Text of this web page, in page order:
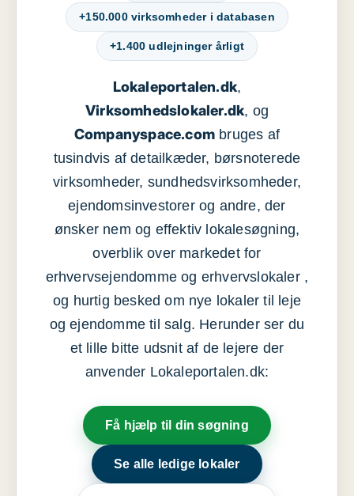
+150.000 virksomheder i databasen
+1.400 udlejninger årligt
Lokaleportalen.dk,
Virksomhedslokaler.dk, og
Companyspace.com bruges af
tusindvis af detailkæder, børsnoterede
virksomheder, sundhedsvirksomheder,
ejendomsinvestorer og andre, der
ønsker nem og effektiv lokalesøgning,
overblik over markedet for
erhvervsejendomme og erhvervslokaler ,
og hurtig besked om nye lokaler til leje
og ejendomme til salg. Herunder ser du
et lille bitte udsnit af de lejere der
anvender Lokaleportalen.dk:
Få hjælp til din søgning
Se alle ledige lokaler